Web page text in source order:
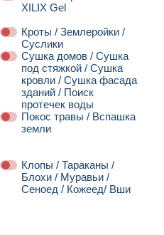
XILIX Gel
Кроты / Землеройки /
Суслики
Сушка домов / Сушка
под стяжкой / Сушка
кровли / Сушка фасада
зданий / Поиск
протечек воды
Покос травы / Вспашка
земли
Клопы / Тараканы /
Блохи / Муравьи /
Сеноед / Кожеед/ Вши